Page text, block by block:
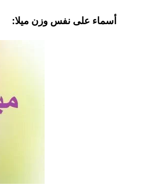
أسماء على نفس وزن ميلا: